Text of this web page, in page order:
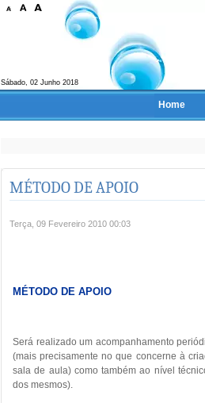
Sábado, 02 Junho 2018
Home
MÉTODO DE APOIO
Terça, 09 Fevereiro 2010 00:03
MÉTODO DE APOIO
Será realizado um acompanhamento
(mais precisamente no que concerne à
sala de aula) como também ao nível
dos mesmos).